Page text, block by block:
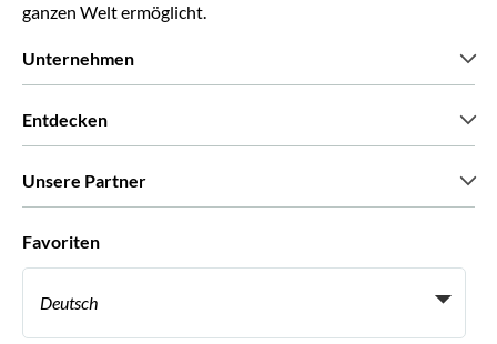
ganzen Welt ermöglicht.
Unternehmen
Entdecken
Unsere Partner
Favoriten
Deutsch